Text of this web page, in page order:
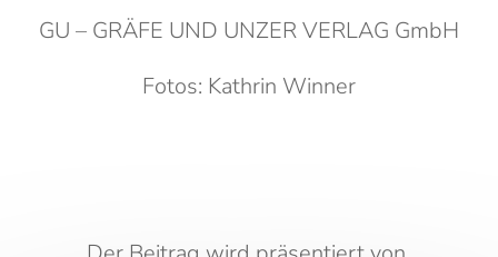
GU – GRÄFE UND UNZER VERLAG GmbH
Fotos: Kathrin Winner